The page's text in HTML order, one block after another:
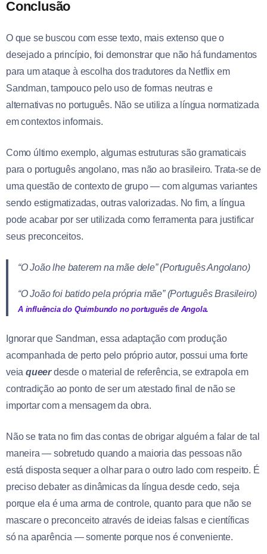
Conclusão
O que se buscou com esse texto, mais extenso que o
desejado a princípio, foi demonstrar que não há fundamentos
para um ataque à escolha dos tradutores da Netflix em
Sandman, tampouco pelo uso de formas neutras e
alternativas no português. Não se utiliza a língua normatizada
em contextos informais.
Como último exemplo, algumas estruturas são gramaticais
para o português angolano, mas não ao brasileiro. Trata-se de
uma questão de contexto de grupo — com algumas variantes
sendo estigmatizadas, outras valorizadas. No fim, a língua
pode acabar por ser utilizada como ferramenta para justificar
seus preconceitos.
“O João lhe baterem na mãe dele” (Português Angolano)
“O João foi batido pela própria mãe” (Português Brasileiro)
A influência do Quimbundo no português de Angola.
Ignorar que Sandman, essa adaptação com produção
acompanhada de perto pelo próprio autor, possui uma forte
veia queerdesde o material de referência, se extrapola em
contradição ao ponto de ser um atestado final de não se
importar com a mensagem da obra.
Não se trata no fim das contas de obrigar alguém a falar de tal
maneira — sobretudo quando a maioria das pessoas não
está disposta sequer a olhar para o outro lado com respeito. É
preciso debater as dinâmicas da língua desde cedo, seja
porque ela é uma arma de controle, quanto para que não se
mascare o preconceito através de ideias falsas e científicas
só na aparência — somente porque nos é conveniente.